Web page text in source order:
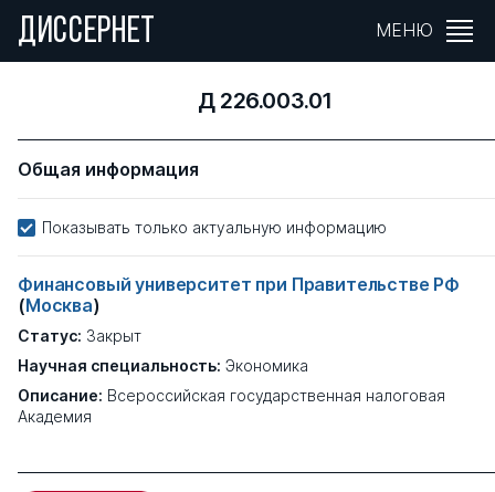
ДИССЕРНЕТ МЕНЮ
Д 226.003.01
Общая информация
Показывать только актуальную информацию
Финансовый университет при Правительстве РФ
(Москва)
Статус: Закрыт
Научная специальность: Экономика
Описание: Всероссийская государственная налоговая
Академия